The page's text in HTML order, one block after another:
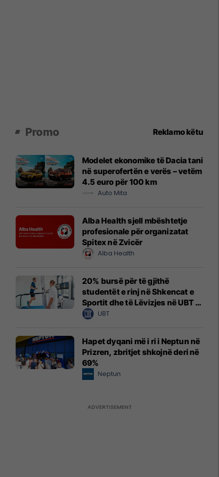
Promo Reklamo këtu
Modelet ekonomike të Dacia tani
në superofertën e verës – vetëm
4.5 euro për 100 km
Auto Mita
Alba Health sjell mbështetje
profesionale për organizatat
Spitex në Zvicër
Alba Health
20% bursë për të gjithë
studentët e rinj në Shkencat e
Sportit dhe të Lëvizjes në UBT –
vendet janë të limituara
UBT
Hapet dyqani më i ri i Neptun në
Prizren, zbritjet shkojnë deri në
69%
Neptun